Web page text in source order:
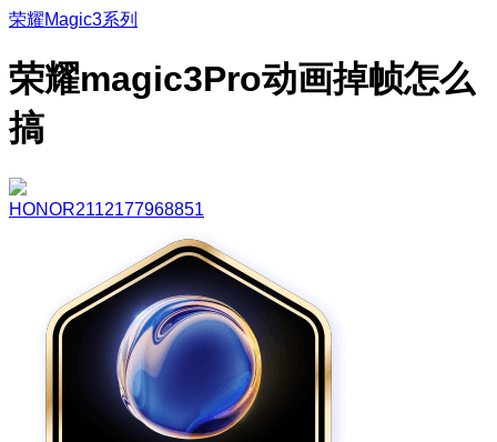
荣耀Magic3系列
荣耀magic3Pro动画掉帧怎么
搞
HONOR2112177968851